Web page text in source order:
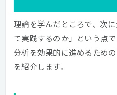
理論を学んだところで、次
て実践するのか」という点
分析を効果的に進めるため
を紹介します。